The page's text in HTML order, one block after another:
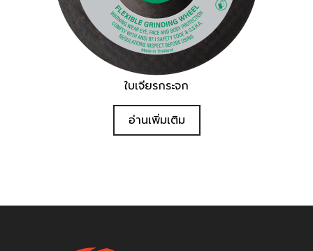
ใบเจียรกระจก
อ่านเพิ่มเติม